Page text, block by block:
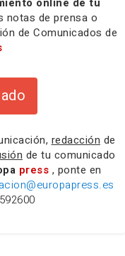
notas de prensa o
de Comunicados de
redacción de
de tu comunicado
press , ponte en